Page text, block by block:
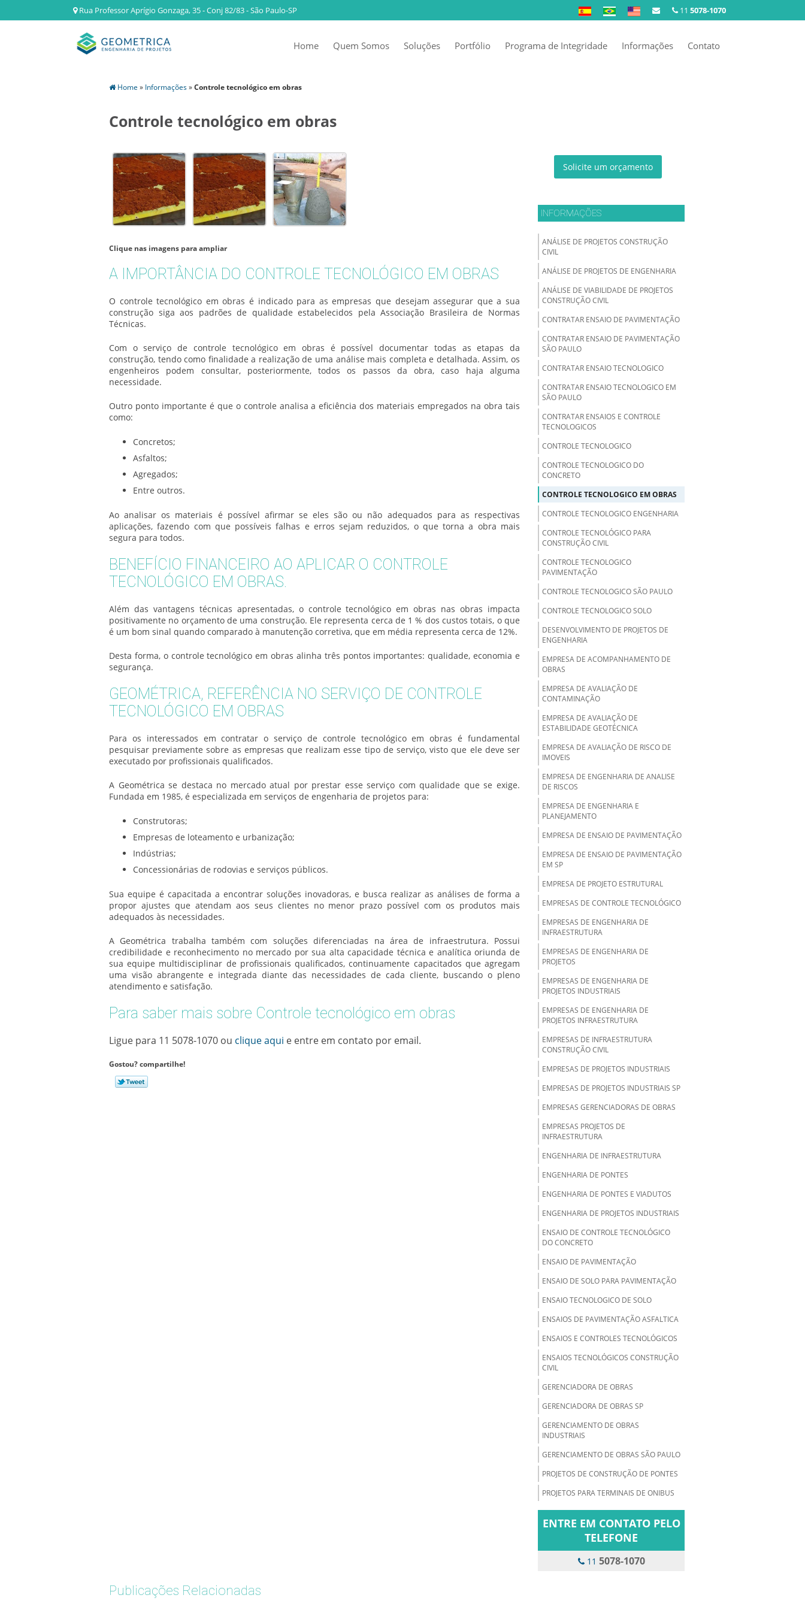
Rua Professor Aprígio Gonzaga, 35 - Conj 82/83 - São Paulo-SP 11 5078-1070
Home Quem Somos Soluções Portfólio Programa de Integridade Informações Contato
Home » Informações»Controle tecnológico em obras
Controle tecnológico em obras
Clique nas imagens para ampliar
A IMPORTÂNCIA DO CONTROLE TECNOLÓGICO EM OBRAS
O controle tecnológico em obras é indicado para as empresas que desejam assegurar que a sua
construção siga aos padrões de qualidade estabelecidos pela Associação Brasileira de Normas
Técnicas.
Com o serviço de controle tecnológico em obras é possível documentar todas as etapas da
construção, tendo como finalidade a realização de uma análise mais completa e detalhada. Assim, os
engenheiros podem consultar, posteriormente, todos os passos da obra, caso haja alguma
necessidade.
Outro ponto importante é que o controle analisa a eficiência dos materiais empregados na obra tais
como:
Concretos;
Asfaltos;
Agregados;
Entre outros.
Ao analisar os materiais é possível afirmar se eles são ou não adequados para as respectivas
aplicações, fazendo com que possíveis falhas e erros sejam reduzidos, o que torna a obra mais
segura para todos.
BENEFÍCIO FINANCEIRO AO APLICAR O CONTROLE
TECNOLÓGICO EM OBRAS.
Além das vantagens técnicas apresentadas, o controle tecnológico em obras nas obras impacta
positivamente no orçamento de uma construção. Ele representa cerca de 1 % dos custos totais, o que
é um bom sinal quando comparado à manutenção corretiva, que em média representa cerca de 12%.
Desta forma, o controle tecnológico em obras alinha três pontos importantes: qualidade, economia e
segurança.
GEOMÉTRICA, REFERÊNCIA NO SERVIÇO DE CONTROLE
TECNOLÓGICO EM OBRAS
Para os interessados em contratar o serviço de controle tecnológico em obras é fundamental
pesquisar previamente sobre as empresas que realizam esse tipo de serviço, visto que ele deve ser
executado por profissionais qualificados.
A Geométrica se destaca no mercado atual por prestar esse serviço com qualidade que se exige.
Fundada em 1985, é especializada em serviços de engenharia de projetos para:
Construtoras;
Empresas de loteamento e urbanização;
Indústrias;
Concessionárias de rodovias e serviços públicos.
Sua equipe é capacitada a encontrar soluções inovadoras, e busca realizar as análises de forma a
propor ajustes que atendam aos seus clientes no menor prazo possível com os produtos mais
adequados às necessidades.
A Geométrica trabalha também com soluções diferenciadas na área de infraestrutura. Possui
credibilidade e reconhecimento no mercado por sua alta capacidade técnica e analítica oriunda de
sua equipe multidisciplinar de profissionais qualificados, continuamente capacitados que agregam
uma visão abrangente e integrada diante das necessidades de cada cliente, buscando o pleno
atendimento e satisfação.
Para saber mais sobre Controle tecnológico em obras
Ligue para 11 5078-1070 ou clique aqui e entre em contato por email.
Gostou? compartilhe!
Solicite um orçamento
INFORMAÇÕES
ANÁLISE DE PROJETOS CONSTRUÇÃO
CIVIL
ANÁLISE DE PROJETOS DE ENGENHARIA
ANÁLISE DE VIABILIDADE DE PROJETOS
CONSTRUÇÃO CIVIL
CONTRATAR ENSAIO DE PAVIMENTAÇÃO
CONTRATAR ENSAIO DE PAVIMENTAÇÃO
SÃO PAULO
CONTRATAR ENSAIO TECNOLOGICO
CONTRATAR ENSAIO TECNOLOGICO EM
SÃO PAULO
CONTRATAR ENSAIOS E CONTROLE
TECNOLOGICOS
CONTROLE TECNOLOGICO
CONTROLE TECNOLOGICO DO
CONCRETO
CONTROLE TECNOLOGICO EM OBRAS
CONTROLE TECNOLOGICO ENGENHARIA
CONTROLE TECNOLÓGICO PARA
CONSTRUÇÃO CIVIL
CONTROLE TECNOLOGICO
PAVIMENTAÇÃO
CONTROLE TECNOLOGICO SÃO PAULO
CONTROLE TECNOLOGICO SOLO
DESENVOLVIMENTO DE PROJETOS DE
ENGENHARIA
EMPRESA DE ACOMPANHAMENTO DE
OBRAS
EMPRESA DE AVALIAÇÃO DE
CONTAMINAÇÃO
EMPRESA DE AVALIAÇÃO DE
ESTABILIDADE GEOTÉCNICA
EMPRESA DE AVALIAÇÃO DE RISCO DE
IMOVEIS
EMPRESA DE ENGENHARIA DE ANALISE
DE RISCOS
EMPRESA DE ENGENHARIA E
PLANEJAMENTO
EMPRESA DE ENSAIO DE PAVIMENTAÇÃO
EMPRESA DE ENSAIO DE PAVIMENTAÇÃO
EM SP
EMPRESA DE PROJETO ESTRUTURAL
EMPRESAS DE CONTROLE TECNOLÓGICO
EMPRESAS DE ENGENHARIA DE
INFRAESTRUTURA
EMPRESAS DE ENGENHARIA DE
PROJETOS
EMPRESAS DE ENGENHARIA DE
PROJETOS INDUSTRIAIS
EMPRESAS DE ENGENHARIA DE
PROJETOS INFRAESTRUTURA
EMPRESAS DE INFRAESTRUTURA
CONSTRUÇÃO CIVIL
EMPRESAS DE PROJETOS INDUSTRIAIS
EMPRESAS DE PROJETOS INDUSTRIAIS SP
EMPRESAS GERENCIADORAS DE OBRAS
EMPRESAS PROJETOS DE
INFRAESTRUTURA
ENGENHARIA DE INFRAESTRUTURA
ENGENHARIA DE PONTES
ENGENHARIA DE PONTES E VIADUTOS
ENGENHARIA DE PROJETOS INDUSTRIAIS
ENSAIO DE CONTROLE TECNOLÓGICO
DO CONCRETO
ENSAIO DE PAVIMENTAÇÃO
ENSAIO DE SOLO PARA PAVIMENTAÇÃO
ENSAIO TECNOLOGICO DE SOLO
ENSAIOS DE PAVIMENTAÇÃO ASFALTICA
ENSAIOS E CONTROLES TECNOLÓGICOS
ENSAIOS TECNOLÓGICOS CONSTRUÇÃO
CIVIL
GERENCIADORA DE OBRAS
GERENCIADORA DE OBRAS SP
GERENCIAMENTO DE OBRAS
INDUSTRIAIS
GERENCIAMENTO DE OBRAS SÃO PAULO
PROJETOS DE CONSTRUÇÃO DE PONTES
PROJETOS PARA TERMINAIS DE ONIBUS
ENTRE EM CONTATO PELO
TELEFONE
11 5078-1070
Publicações Relacionadas